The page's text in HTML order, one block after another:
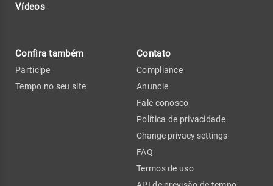
Vídeos
Confira também
Participe
Tempo no seu site
Contato
Compliance
Anuncie
Fale conosco
Política de privacidade
Change privacy settings
FAQ
Termos de uso